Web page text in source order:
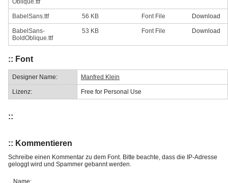
BabelSans.ttf 56 KB Font File Download
BabelSans-
BoldOblique.ttf
53 KB Font File Download
:: Font
Designer Name: Manfred Klein
Lizenz: Free for Personal Use
::
:: Kommentieren
Schreibe einen Kommentar zu dem Font. Bitte beachte, dass die IP-Adresse
geloggt wird und Spammer gebannt werden.
Name: